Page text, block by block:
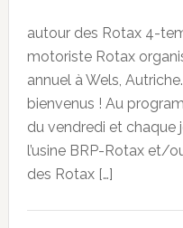
autour des Rotax 4-
motoriste Rotax
annuel à Wels,
bienvenus ! Au
du vendredi et chaque
l’usine BRP-Rotax et/
des Rotax […]